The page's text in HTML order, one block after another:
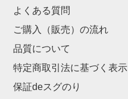
よくある質問
ご購入（販売）の流れ
品質について
特定商取引法に基づく表示
保証deスグのり